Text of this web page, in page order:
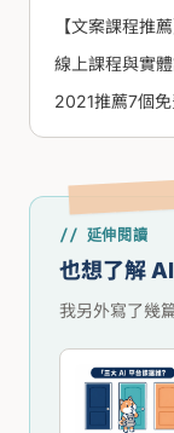
【文案課程推
線上課程與實
2021推薦7個
// 延伸閱讀
也想了解
我另外寫了幾